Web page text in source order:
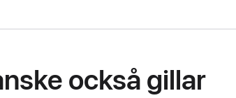
också gillar